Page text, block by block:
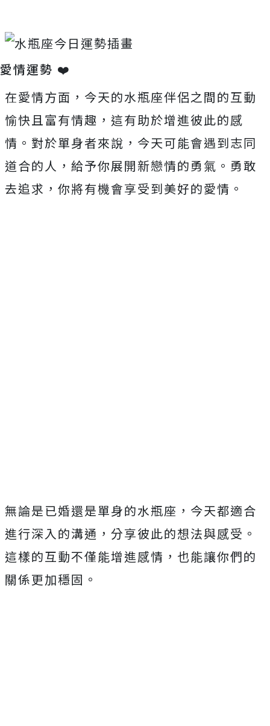
愛情運勢 ❤️
在愛情方面，今天的水瓶座伴侶之間的互動
愉快且富有情趣，這有助於增進彼此的感
情。對於單身者來說，今天可能會遇到志同
道合的人，給予你展開新戀情的勇氣。勇敢
去追求，你將有機會享受到美好的愛情。
無論是已婚還是單身的水瓶座，今天都適合
進行深入的溝通，分享彼此的想法與感受。
這樣的互動不僅能增進感情，也能讓你們的
關係更加穩固。